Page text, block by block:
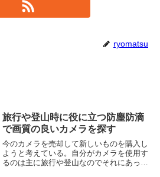
ryomatsu
旅行や登山時に役に立つ防塵防滴
で画質の良いカメラを探す
今のカメラを売却して新しいものを購入し
ようと考えている。自分がカメラを使用す
るのは主に旅行や登山なのでそれにあった